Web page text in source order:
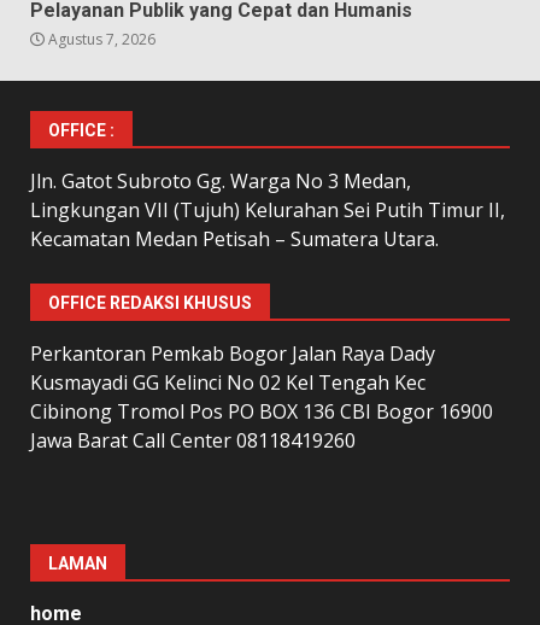
Pelayanan Publik yang Cepat dan Humanis
Agustus 7, 2026
OFFICE :
Jln. Gatot Subroto Gg. Warga No 3 Medan,
Lingkungan VII (Tujuh) Kelurahan Sei Putih Timur II,
Kecamatan Medan Petisah – Sumatera Utara.
OFFICE REDAKSI KHUSUS
Perkantoran Pemkab Bogor Jalan Raya Dady
Kusmayadi GG Kelinci No 02 Kel Tengah Kec
Cibinong Tromol Pos PO BOX 136 CBI Bogor 16900
Jawa Barat Call Center 08118419260
LAMAN
home